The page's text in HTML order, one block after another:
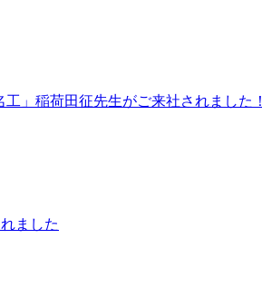
工」稲荷田征先生がご来社されました！
ました